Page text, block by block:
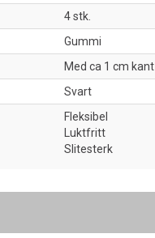
4 stk.
Gummi
Med ca 1 cm kant
Svart
Fleksibel
Luktfritt
Slitesterk